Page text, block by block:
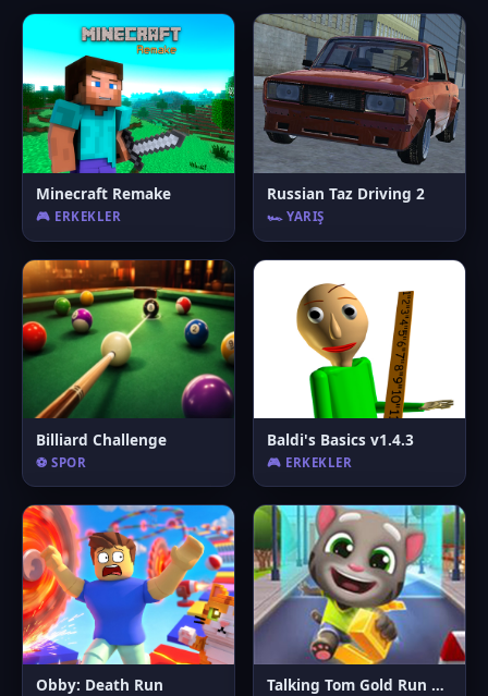
Minecraft Remake
🎮 ERKEKLER
Russian Taz Driving 2
🏎️ YARIŞ
Billiard Challenge
⚽ SPOR
Baldi's Basics v1.4.3
🎮 ERKEKLER
Obby: Death Run Talking Tom Gold Run Online